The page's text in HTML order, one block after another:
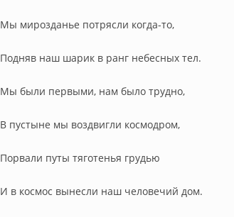
Мы мирозданье потрясли когда-то,
Подняв наш шарик в ранг небесных тел.
Мы были первыми, нам было трудно,
В пустыне мы воздвигли космодром,
Порвали путы тяготенья грудью
И в космос вынесли наш человечий дом.